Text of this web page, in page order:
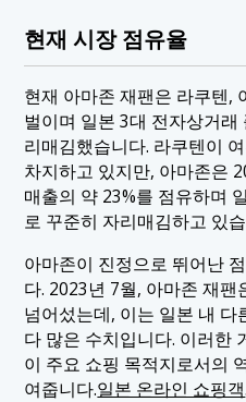
현재 시장 점유율
현재 아마존 재팬은 라쿠텐,
벌이며 일본 3대 전자상거
리매김했습니다. 라쿠텐이
차지하고 있지만, 아마존은
매출의 약 23%를 점유하며
로 꾸준히 자리매김하고 있
아마존이 진정으로 뛰어난
다. 2023년 7월, 아마존 재
넘어섰는데, 이는 일본 내
다 많은 수치입니다. 이러한
이 주요 쇼핑 목적지로서의
여줍니다.일본 온라인 쇼핑객.